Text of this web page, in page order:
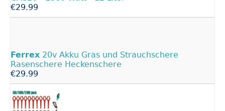
€29.99
Ferrex 20v Akku Gras und Strauchschere
Rasenschere Heckenschere
€29.99